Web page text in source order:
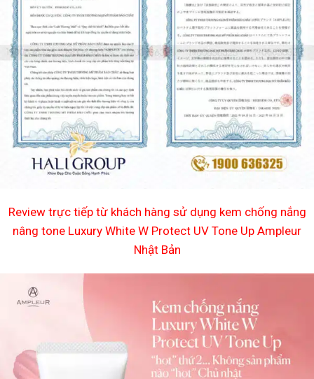
Review trực tiếp từ khách hàng sử dụng kem chống nắng
nâng tone Luxury White W Protect UV Tone Up Ampleur
Nhật Bản